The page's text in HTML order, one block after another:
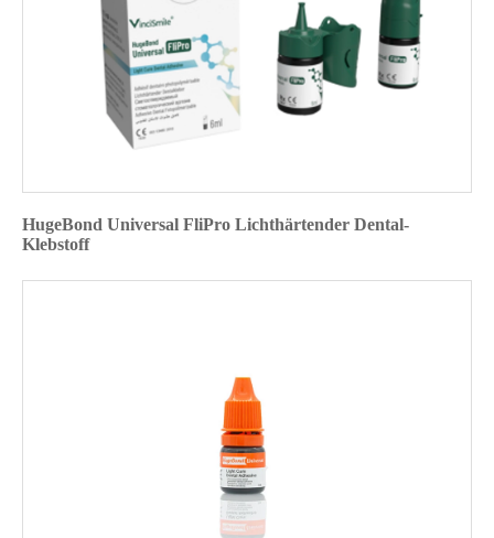
HugeBond Universal FliPro Lichthärtender Dental-
Klebstoff